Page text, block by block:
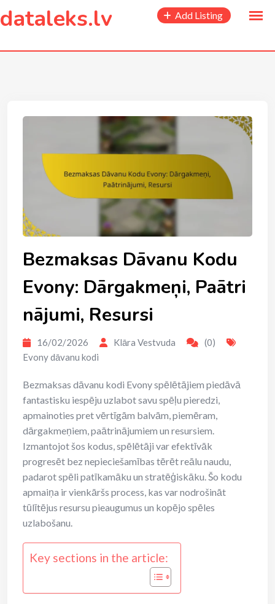
content
dataleks.lv Add Listing
Bezmaksas Dāvanu Kodu
Evony: Dārgakmeņi, Paātri
nājumi, Resursi
16/02/2026 Klāra Vestvuda
(0)
Evony dāvanu kodi
Bezmaksas dāvanu kodi Evony spēlētājiem piedāvā
fantastisku iespēju uzlabot savu spēļu pieredzi,
apmainoties pret vērtīgām balvām, piemēram,
dārgakmeņiem, paātrinājumiem un resursiem.
Izmantojot šos kodus, spēlētāji var efektīvāk
progresēt bez nepieciešamības tērēt reālu naudu,
padarot spēli patīkamāku un stratēģiskāku. Šo kodu
apmaiņa ir vienkāršs process, kas var nodrošināt
tūlītējus resursu pieaugumus un kopējo spēles
uzlabošanu.
Key sections in the article: